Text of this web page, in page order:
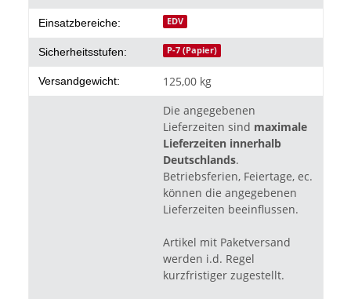
Einsatzbereiche: EDV
Sicherheitsstufen: P-7 (Papier)
Versandgewicht: 125,00 kg
Die angegebenen
Lieferzeiten sind maximale
Lieferzeiten innerhalb
Deutschlands.
Betriebsferien, Feiertage, ec.
können die angegebenen
Lieferzeiten beeinflussen.
Artikel mit Paketversand
werden i.d. Regel
kurzfristiger zugestellt.